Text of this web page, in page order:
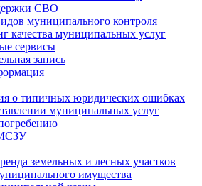
СВО
муниципального контроля
качества муниципальных услуг
сервисы
запись
о типичных юридических ошибках
муниципальных услуг
земельных и лесных участков
имущества